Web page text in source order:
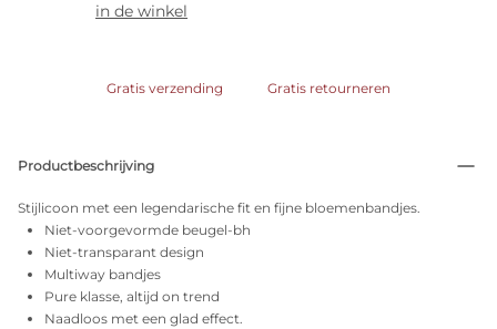
in de winkel
Gratis verzending Gratis retourneren
Productbeschrijving
Stijlicoon met een legendarische fit en fijne bloemenbandjes.
Niet-voorgevormde beugel-bh
Niet-transparant design
Multiway bandjes
Pure klasse, altijd on trend
Naadloos met een glad effect.